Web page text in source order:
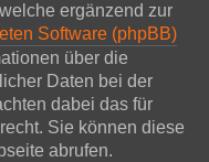
ergänzend zur
Software (phpBB)
über die
Daten bei der
dabei das für
Sie können diese
abrufen.